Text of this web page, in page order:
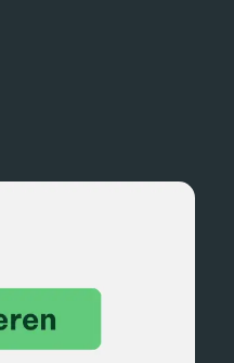
1,6 Ampere bei LED-
Damit lassen sich auch
Über die Smart-
ist sowohl die
mit vielen Leuchten